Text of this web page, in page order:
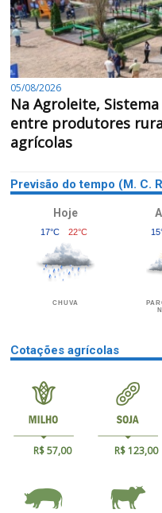
05/08/2026
Na Agroleite,
entre produtores
agrícolas
Previsão do tempo (M. C.
Hoje
17°C 22°C
CHUVA
Cotações agrícolas
R$ 57,00 R$ 123,00